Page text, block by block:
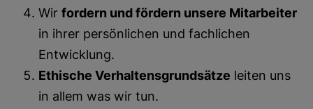
Wir fordern und fördern unsere Mitarbeiter
in ihrer persönlichen und fachlichen
Entwicklung.
Ethische Verhaltensgrundsätze leiten uns
in allem was wir tun.